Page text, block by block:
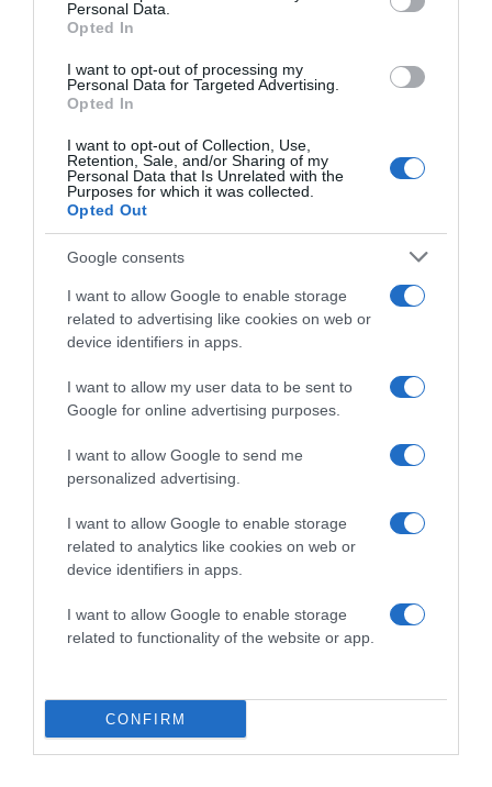
Personal Data.
Opted In
I want to opt-out of processing my
Personal Data for Targeted Advertising.
Opted In
I want to opt-out of Collection, Use,
Retention, Sale, and/or Sharing of my
Personal Data that Is Unrelated with the
Purposes for which it was collected.
Opted Out
Google consents
I want to allow Google to enable storage
related to advertising like cookies on web or
device identifiers in apps.
I want to allow my user data to be sent to
Google for online advertising purposes.
I want to allow Google to send me
personalized advertising.
I want to allow Google to enable storage
related to analytics like cookies on web or
device identifiers in apps.
I want to allow Google to enable storage
related to functionality of the website or app.
CONFIRM
A növények sosem mennek ki a divatból, de van egy fajta,
ami erősen hozza a '90-es éveket. Az egy helyiségben
elhelyezett tucatpáfrány helyett inkább válasz egy-két
Forrás: Life
Címkék: otthon,lakberendezés
trend,divatbaki